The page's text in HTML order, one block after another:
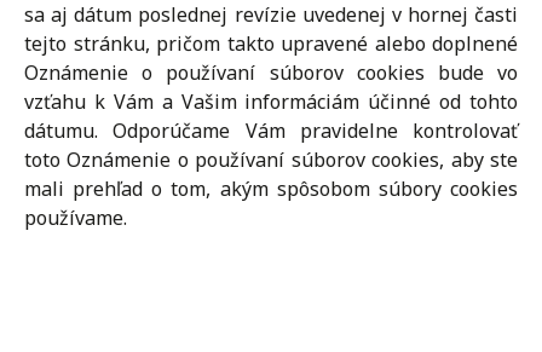
sa aj dátum poslednej revízie uvedenej v hornej časti
tejto stránku, pričom takto upravené alebo doplnené
Oznámenie o používaní súborov cookies bude vo
vzťahu k Vám a Vašim informáciám účinné od tohto
dátumu. Odporúčame Vám pravidelne kontrolovať
toto Oznámenie o používaní súborov cookies, aby ste
mali prehľad o tom, akým spôsobom súbory cookies
používame.